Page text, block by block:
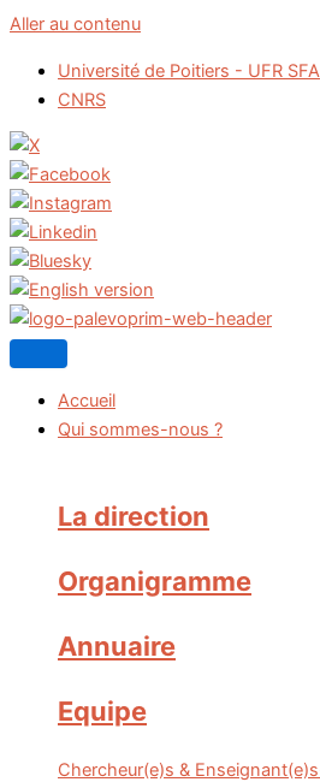
Aller au contenu
Université de Poitiers - UFR SFA
CNRS
Accueil
Qui sommes-nous ?
La direction
Organigramme
Annuaire
Equipe
Chercheur(e)s &